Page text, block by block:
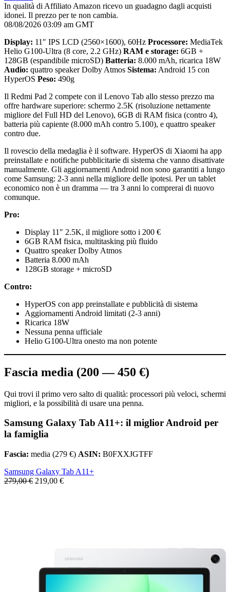
In qualità di Affiliato Amazon ricevo un guadagno dagli acquisti
idonei. Il prezzo per te non cambia.
08/08/2026 03:09 am GMT
Display: 11″ IPS LCD (2560×1600), 60Hz Processore: MediaTek
Helio G100-Ultra (8 core, 2.2 GHz) RAM e storage: 6GB +
128GB (espandibile microSD) Batteria: 8.000 mAh, ricarica 18W
Audio: quattro speaker Dolby Atmos Sistema: Android 15 con
HyperOS Peso: 490g
Il Redmi Pad 2 compete con il Lenovo Tab allo stesso prezzo ma
offre hardware superiore: schermo 2.5K (risoluzione nettamente
migliore del Full HD del Lenovo), 6GB di RAM fisica (contro 4),
batteria più capiente (8.000 mAh contro 5.100), e quattro speaker
contro due.
Il rovescio della medaglia è il software. HyperOS di Xiaomi ha app
preinstallate e notifiche pubblicitarie di sistema che vanno disattivate
manualmente. Gli aggiornamenti Android non sono garantiti a lungo
come Samsung: 2-3 anni nella migliore delle ipotesi. Per un tablet
economico non è un dramma — tra 3 anni lo comprerai di nuovo
comunque.
Pro:
Display 11″ 2.5K, il migliore sotto i 200 €
6GB RAM fisica, multitasking più fluido
Quattro speaker Dolby Atmos
Batteria 8.000 mAh
128GB storage + microSD
Contro:
HyperOS con app preinstallate e pubblicità di sistema
Aggiornamenti Android limitati (2-3 anni)
Ricarica 18W
Nessuna penna ufficiale
Helio G100-Ultra onesto ma non potente
Fascia media (200 — 450 €)
Qui trovi il primo vero salto di qualità: processori più veloci, schermi
migliori, e la possibilità di usare una penna.
Samsung Galaxy Tab A11+: il miglior Android per
la famiglia
Fascia: media (279 €) ASIN: B0FXXJGTFF
Samsung Galaxy Tab A11+
279,00 € 219,00 €